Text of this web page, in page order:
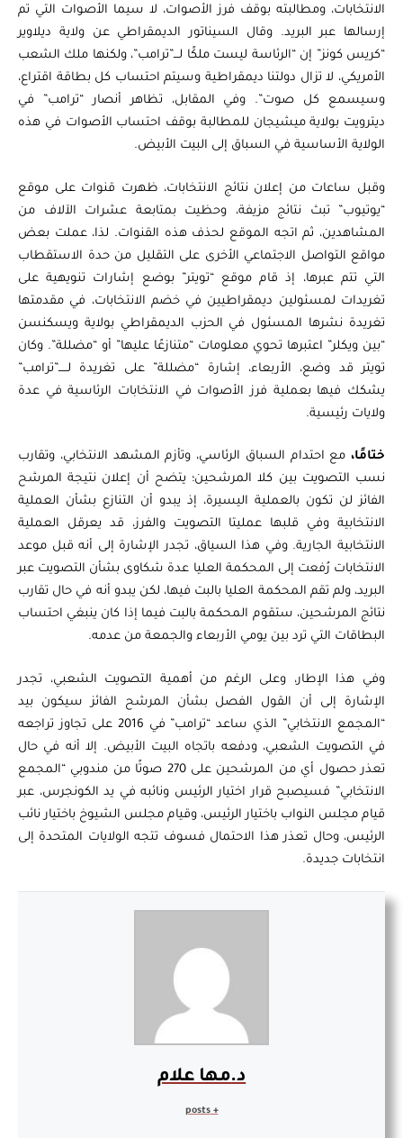
الانتخابات، ومطالبته بوقف فرز الأصوات، لا سيما الأصوات التي تم
إرسالها عبر البريد. وقال السيناتور الديمقراطي عن ولاية ديلاوير
“كريس كونز” إن “الرئاسة ليست ملكًا لـــ”ترامب”، ولكنها ملك الشعب
الأمريكي، لا تزال دولتنا ديمقراطية وسيتم احتساب كل بطاقة اقتراع،
وسيسمع كل صوت”. وفي المقابل، تظاهر أنصار “ترامب” في
ديترويت بولاية ميشيجان للمطالبة بوقف احتساب الأصوات في هذه
الولاية الأساسية في السباق إلى البيت الأبيض.
وقبل ساعات من إعلان نتائج الانتخابات، ظهرت قنوات على موقع
“يوتيوب” تبث نتائج مزيفة، وحظيت بمتابعة عشرات الآلاف من
المشاهدين، ثم اتجه الموقع لحذف هذه القنوات. لذا، عملت بعض
مواقع التواصل الاجتماعي الأخرى على التقليل من حدة الاستقطاب
التي تتم عبرها، إذ قام موقع “تويتر” بوضع إشارات تنويهية على
تغريدات لمسئولين ديمقراطيين في خضم الانتخابات، في مقدمتها
تغريدة نشرها المسئول في الحزب الديمقراطي بولاية ويسكنسن
“بين ويكلر” اعتبرها تحوي معلومات “متنازعًا عليها” أو “مضللة”. وكان
تويتر قد وضع، الأربعاء، إشارة “مضللة” على تغريدة لـــــ”ترامب”
يشكك فيها بعملية فرز الأصوات في الانتخابات الرئاسية في عدة
ولايات رئيسية.
ختامًا،مع احتدام السباق الرئاسي، وتأزم المشهد الانتخابي، وتقارب
نسب التصويت بين كلا المرشحين؛ يتضح أن إعلان نتيجة المرشح
الفائز لن تكون بالعملية اليسيرة، إذ يبدو أن التنازع بشأن العملية
الانتخابية وفي قلبها عمليتا التصويت والفرز، قد يعرقل العملية
الانتخابية الجارية. وفي هذا السياق، تجدر الإشارة إلى أنه قبل موعد
الانتخابات رُفعت إلى المحكمة العليا عدة شكاوى بشأن التصويت عبر
البريد، ولم تقم المحكمة العليا بالبت فيها، لكن يبدو أنه في حال تقارب
نتائج المرشحين، ستقوم المحكمة بالبت فيما إذا كان ينبغي احتساب
البطاقات التي ترد بين يومي الأربعاء والجمعة من عدمه.
وفي هذا الإطار، وعلى الرغم من أهمية التصويت الشعبي، تجدر
الإشارة إلى أن القول الفصل بشأن المرشح الفائز سيكون بيد
“المجمع الانتخابي” الذي ساعد “ترامب” في 2016 على تجاوز تراجعه
في التصويت الشعبي، ودفعه باتجاه البيت الأبيض. إلا أنه في حال
تعذر حصول أي من المرشحين على 270 صوتًا من مندوبي “المجمع
الانتخابي” فسيصبح قرار اختيار الرئيس ونائبه في يد الكونجرس، عبر
قيام مجلس النواب باختيار الرئيس، وقيام مجلس الشيوخ باختيار نائب
الرئيس، وحال تعذر هذا الاحتمال فسوف تتجه الولايات المتحدة إلى
انتخابات جديدة.
د.مها علام